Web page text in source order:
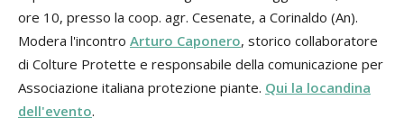
ore 10, presso la coop. agr. Cesenate, a Corinaldo (An).
Modera l'incontro Arturo Caponero, storico collaboratore
di Colture Protette e responsabile della comunicazione per
Associazione italiana protezione piante. Qui la locandina
dell'evento.